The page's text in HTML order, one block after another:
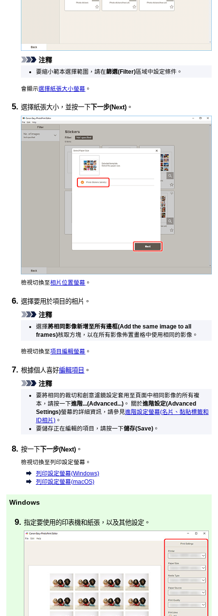
注釋
要縮小範本選擇範圍，請在篩選(Filter)區域中設定條件。
會顯示選擇紙張大小螢幕 。
選擇紙張大小，並按一下 下一步(Next) 。
檢視切換至相片位置螢幕 。
選擇要用於項目的相片。
注釋
選擇將相同影像新增至所有邊框(Add the same image to all
frames)核取方塊，以在所有影像佈置畫格中使用相同的影像。
檢視切換至項目編輯螢幕 。
根據個人喜好編輯項目 。
注釋
要將相同的裁切和創意濾鏡設定套用至頁面中相同影像的所有複
本，請按一下進階...(Advanced...)。 關於進階設定(Advanced
Settings)螢幕的詳細資訊，請參見進階設定螢幕(名片、黏貼標籤和
ID相片)。
要儲存正在編輯的項目，請按一下儲存(Save)。
按一下 下一步(Next) 。
檢視切換至列印設定螢幕。
列印設定螢幕(Windows)
列印設定螢幕(macOS)
Windows
指定要使用的印表機和紙張，以及其他設定。